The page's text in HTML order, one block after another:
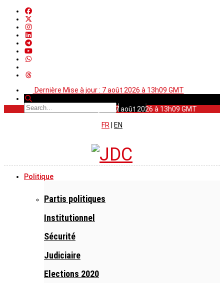
Dernière Mise à jour : 7 août 2026 à 13h09 GMT
Dernière Mise à jour : 7 août 2026 à 13h09 GMT
FR
EN
Politique
Partis politiques
Institutionnel
Sécurité
Judiciaire
Elections 2020